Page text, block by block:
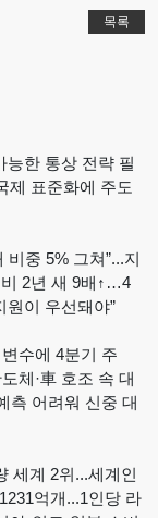
목록
한 통상 전략 필
제 표준화에 주도
중 5% 그쳐”...지
비 2년 새 9배↑…4
원이 우선돼야”
수에 4분기 주
체·車 호조 속 대
측 어려워 신중 대
세계 2위...세계인
억개...1인당 라